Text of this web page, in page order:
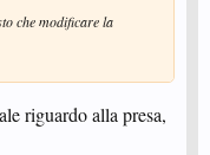
che modificare la
riguardo alla presa,